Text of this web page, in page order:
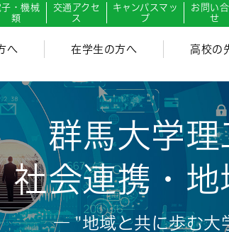
子・機械
類
交通アクセ
ス
キャンパスマッ
プ
お問い
せ
へ 在学生の方へ 高校の
群馬大学
社会連携・
― "地域と共に歩む大